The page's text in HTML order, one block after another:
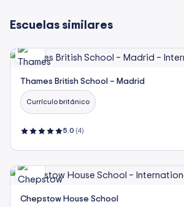
Escuelas similares
Thames British School – Madrid
Currículo británico
5.0 (4)
Chepstow House School